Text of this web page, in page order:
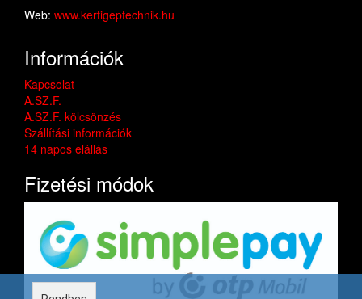
Web: www.kertigeptechnik.hu
Információk
Kapcsolat
A.SZ.F.
A.SZ.F. kölcsönzés
Szállítási információk
14 napos elállás
Fizetési módok